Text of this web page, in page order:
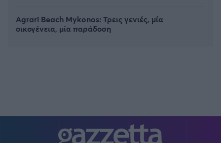
Agrari Beach Mykonos: Τρεις γενιές, μία
οικογένεια, μία παράδοση